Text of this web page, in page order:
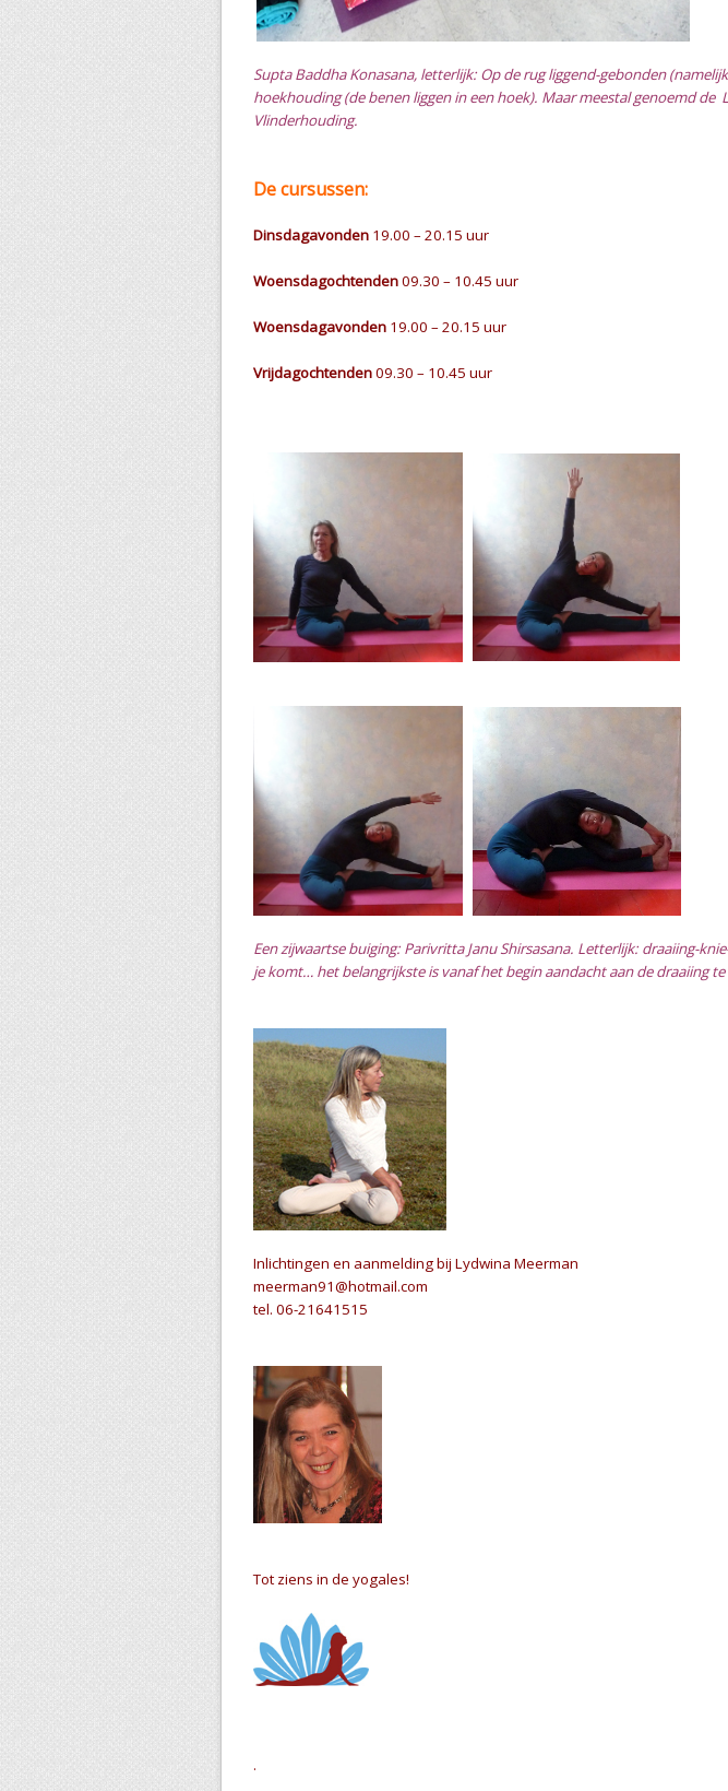
Supta Baddha Konasana, letterlijk: Op de rug liggend-gebonden
hoekhouding (de benen liggen in een hoek). Maar meestal genoemd de
Vlinderhouding.
De cursussen:
Dinsdagavonden 19.00 – 20.15 uur
Woensdagochtenden09.30 – 10.45 uur
Woensdagavonden 19.00 – 20.15 uur
Vrijdagochtenden09.30 – 10.45 uur
Een zijwaartse buiging: Parivritta Janu Shirsasana. Letterlijk: draaiing-
je komt… het belangrijkste is vanaf het begin aandacht aan de draaiing
Inlichtingen en aanmelding bij Lydwina Meerman
meerman91@hotmail.com
tel. 06-21641515
Tot ziens in de yogales!
.